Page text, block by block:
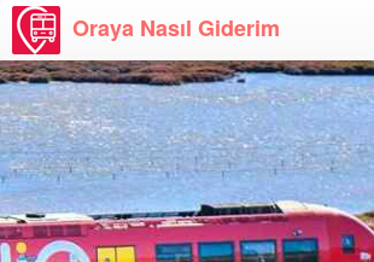
Oraya Nasıl Giderim